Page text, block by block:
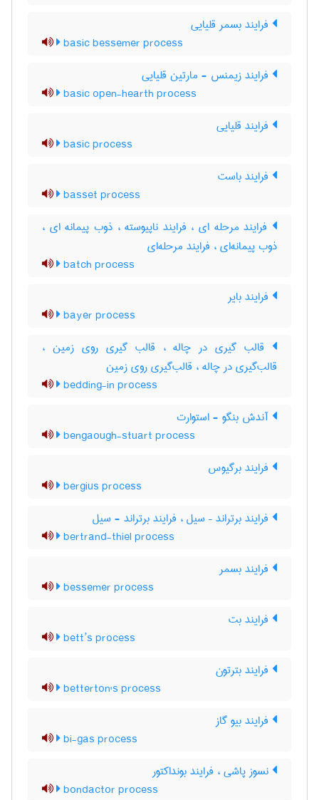
فرایند بسمر قلیایی
basic bessemer process
فرایند زیمنس - مارتین قلیایی
basic open-hearth process
فرایند قلیایی
basic process
فرایند باست
basset process
فرایند مرحله ای ، فرایند ناپیوسته ، ذوب پیمانه ای ،
ذوب پیمانه‌ای ، فرایند مرحله‌ای
batch process
فرایند بایر
bayer process
قالب گیری در چاله ، قالب گیری روی زمین ،
قالب‌گیری در چاله ، قالب‌گیری روی زمین
bedding-in process
آندش بنگو - استوارت
bengaough-stuart process
فرایند برگیوس
bergius process
فرایند برتراند – سیل ، فرایند برتراند - سیل
bertrand-thiel process
فرایند بسمر
bessemer process
فرایند بت
bett’s process
فرایند بترتون
betterton's process
فرایند بیو گاز
bi-gas process
نسوز پاشی ، فرایند بونداکتور
bondactor process